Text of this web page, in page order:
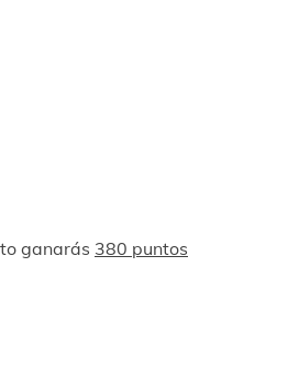
ganarás 380 puntos